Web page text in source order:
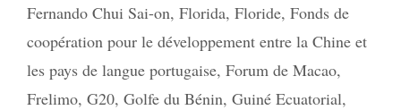
Fernando Chui Sai-on, Florida, Floride, Fonds de
coopération pour le développement entre la Chine et
les pays de langue portugaise, Forum de Macao,
Frelimo, G20, Golfe du Bénin, Guiné Ecuatorial,